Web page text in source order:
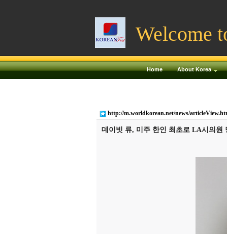
Welcome
Home About Korea
http://m.worldkorean.net/news/
데이빗 류, 미주 한인 최초로 LA시의원